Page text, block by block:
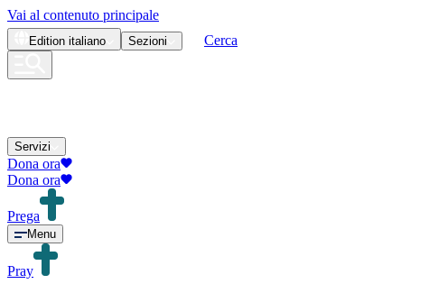
Vai al contenuto principale
Edition italiano Sezioni Cerca
Servizi
Dona ora
Dona ora
Prega
Menu
Pray